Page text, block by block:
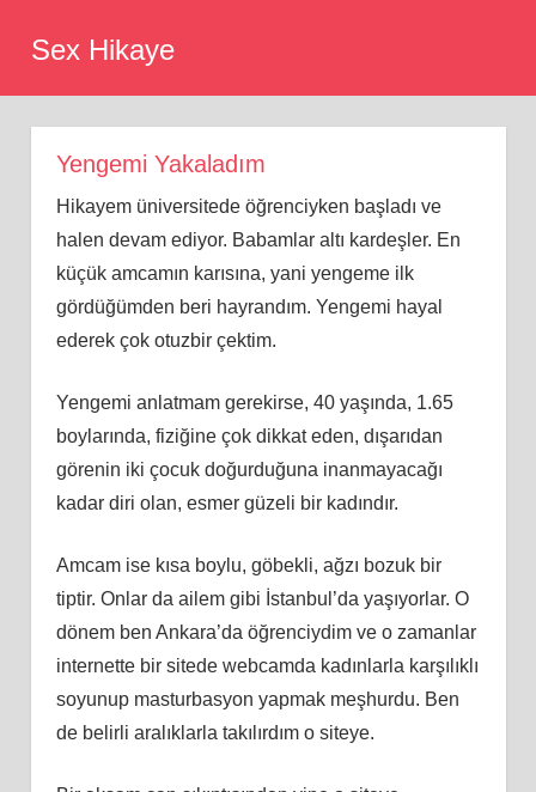
Sex Hikaye
Yengemi Yakaladım
Hikayem üniversitede öğrenciyken başladı ve
halen devam ediyor. Babamlar altı kardeşler. En
küçük amcamın karısına, yani yengeme ilk
gördüğümden beri hayrandım. Yengemi hayal
ederek çok otuzbir çektim.
Yengemi anlatmam gerekirse, 40 yaşında, 1.65
boylarında, fiziğine çok dikkat eden, dışarıdan
görenin iki çocuk doğurduğuna inanmayacağı
kadar diri olan, esmer güzeli bir kadındır.
Amcam ise kısa boylu, göbekli, ağzı bozuk bir
tiptir. Onlar da ailem gibi İstanbul’da yaşıyorlar. O
dönem ben Ankara’da öğrenciydim ve o zamanlar
internette bir sitede webcamda kadınlarla karşılıklı
soyunup masturbasyon yapmak meşhurdu. Ben
de belirli aralıklarla takılırdım o siteye.